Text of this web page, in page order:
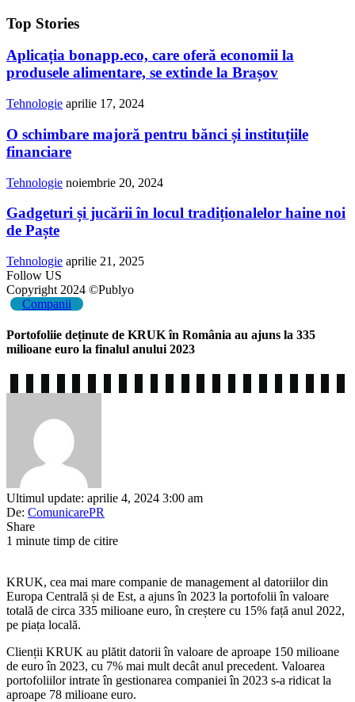
Top Stories
Aplicația bonapp.eco, care oferă economii la
produsele alimentare, se extinde la Brașov
Tehnologie aprilie 17, 2024
O schimbare majoră pentru bănci și instituțiile
financiare
Tehnologie noiembrie 20, 2024
Gadgeturi și jucării în locul tradiționalelor haine noi
de Paște
Tehnologie aprilie 21, 2025
Follow US
Copyright 2024 ©Publyo
Companii
Portofoliie deținute de KRUK în România au ajuns la 335
milioane euro la finalul anului 2023
Ultimul update: aprilie 4, 2024 3:00 am
De: ComunicarePR
Share
1 minute timp de citire
KRUK, cea mai mare companie de management al datoriilor din
Europa Centrală și de Est, a ajuns în 2023 la portofolii în valoare
totală de circa 335 milioane euro, în creștere cu 15% față anul 2022,
pe piața locală.
Clienții KRUK au plătit datorii în valoare de aproape 150 milioane
de euro în 2023, cu 7% mai mult decât anul precedent. Valoarea
portofoliilor intrate în gestionarea companiei în 2023 s-a ridicat la
aproape 78 milioane euro.